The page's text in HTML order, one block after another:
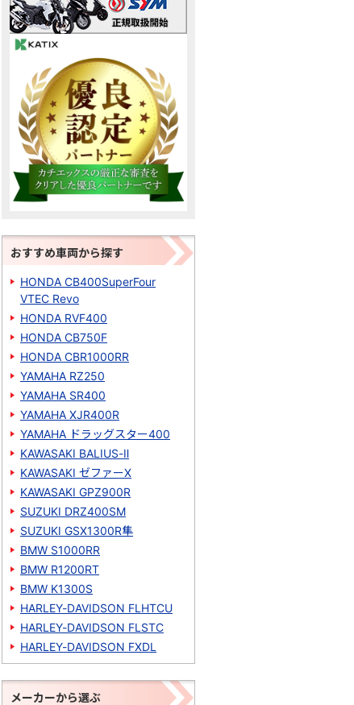
おすすめ車両から探す
HONDA CB400SuperFour
VTEC Revo
HONDA RVF400
HONDA CB750F
HONDA CBR1000RR
YAMAHA RZ250
YAMAHA SR400
YAMAHA XJR400R
YAMAHA ドラッグスター400
KAWASAKI BALIUS-Ⅱ
KAWASAKI ゼファーΧ
KAWASAKI GPZ900R
SUZUKI DRZ400SM
SUZUKI GSX1300R隼
BMW S1000RR
BMW R1200RT
BMW K1300S
HARLEY-DAVIDSON FLHTCU
HARLEY-DAVIDSON FLSTC
HARLEY-DAVIDSON FXDL
メーカーから選ぶ